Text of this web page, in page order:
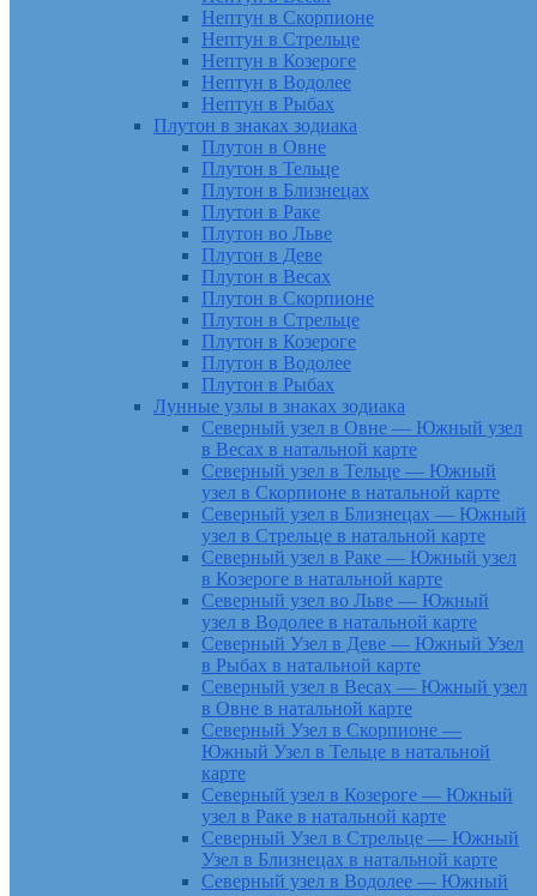
Нептун в Скорпионе
Нептун в Стрельце
Нептун в Козероге
Нептун в Водолее
Нептун в Рыбах
Плутон в знаках зодиака
Плутон в Овне
Плутон в Тельце
Плутон в Близнецах
Плутон в Раке
Плутон во Льве
Плутон в Деве
Плутон в Весах
Плутон в Скорпионе
Плутон в Стрельце
Плутон в Козероге
Плутон в Водолее
Плутон в Рыбах
Лунные узлы в знаках зодиака
Северный узел в Овне — Южный узел
в Весах в натальной карте
Северный узел в Тельце — Южный
узел в Скорпионе в натальной карте
Северный узел в Близнецах — Южный
узел в Стрельце в натальной карте
Северный узел в Раке — Южный узел
в Козероге в натальной карте
Северный узел во Льве — Южный
узел в Водолее в натальной карте
Северный Узел в Деве — Южный Узел
в Рыбах в натальной карте
Северный узел в Весах — Южный узел
в Овне в натальной карте
Северный Узел в Скорпионе —
Южный Узел в Тельце в натальной
карте
Северный узел в Козероге — Южный
узел в Раке в натальной карте
Северный Узел в Стрельце — Южный
Узел в Близнецах в натальной карте
Северный узел в Водолее — Южный